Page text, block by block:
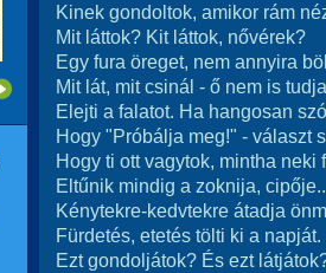
Kinek gondoltok, amikor rám
Mit láttok? Kit láttok, nővérek?
Egy fura öreget, nem annyira
Mit lát, mit csinál - ő nem is
Elejti a falatot. Ha hangosan
Hogy "Próbálja meg!" - választ
Hogy ti ott vagytok, mintha neki
Eltűnik mindig a zoknija,
Kénytekre-kedvtekre átadja
Fürdetés, etetés tölti ki a napját.
Ezt gondoljátok? És ezt